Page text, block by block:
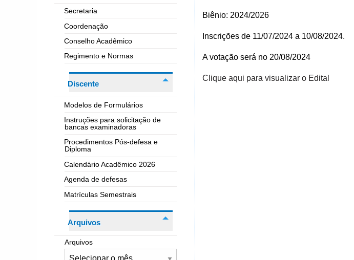
Secretaria
Coordenação
Conselho Acadêmico
Regimento e Normas
Discente
Modelos de Formulários
Instruções para solicitação de
bancas examinadoras
Procedimentos Pós-defesa e
Diploma
Calendário Acadêmico 2026
Agenda de defesas
Matrículas Semestrais
Arquivos
Arquivos
Biênio: 2024/2026
Inscrições de 11/07/2024 a 10/08/2024.
A votação será no 20/08/2024
Clique aqui para visualizar o Edital